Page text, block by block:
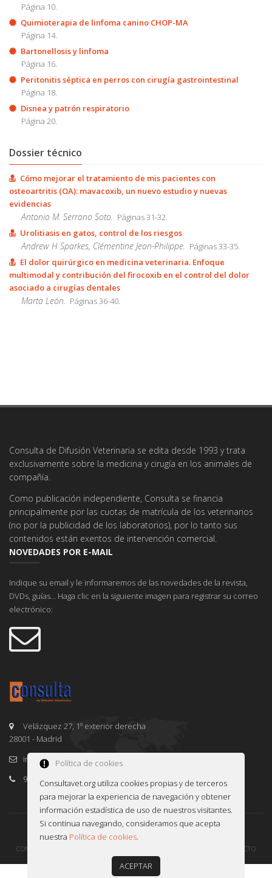
Página 10.
Quimioterapia de linfoma canino CHOP-MA
Página 14.
Bartonellosis y linfoma
Página 16.
Peritonitis séptica en perros con cirugía gastrointestinal
Página 18.
Disnea y patrón respiratorio
Página 20.
Dossier técnico
Cómo mejorar el tratamiento de mis pacientes con
osteoartritis (OA): mavacoxib, un nuevo estudio y nuevas
evidencias
Antonio M. Serrano Soto.
Páginas 31-32.
Urolitiasis en gatos, control de los riesgos
Andrew H Sparkes, Clémentine Jean-Philippe.
Páginas 33-35.
El dolor quirúrgico en medicina veterinaria. Enfoque
multimodal y contribución del firocoxib en el control del dolor
asociado a cirugías dentales
Marta León. Páginas 36-40.
Consulta de Difusión Veterinaria se edita desde 1993 y trata
exclusivamente sobre la medicina y cirugía en los animales de
compañía.
Como publicación independiente, Consulta se financia
principalmente por las cuotas de matrícula de los veterinarios
(no por la publicidad de los laboratorios), por lo tanto sus
contenidos están exentos de intervención comercial.
NOVEDADES POR E-MAIL
Indique su email y le informaremos de las novedades de la revista,
DVDs, guías... Haga clic en la siguiente imagen para registrar su correo
electrónico:
Velázquez 27, 1º exterior derecha
28001 - Madrid
info@consultavet.org
91 995 38 25
© 2016-2026 CONSULTAVET INFOWARE
CONDICIONES DE USO CONTACTO
Política de cookies
Consultavet.org utiliza cookies propias y de terceros
para mejorar la experiencia de navegación y obtener
información estadística de uso de nuestros visitantes.
Si continua navegando, consideramos que acepta
nuestra Política de cookies.
ACEPTAR